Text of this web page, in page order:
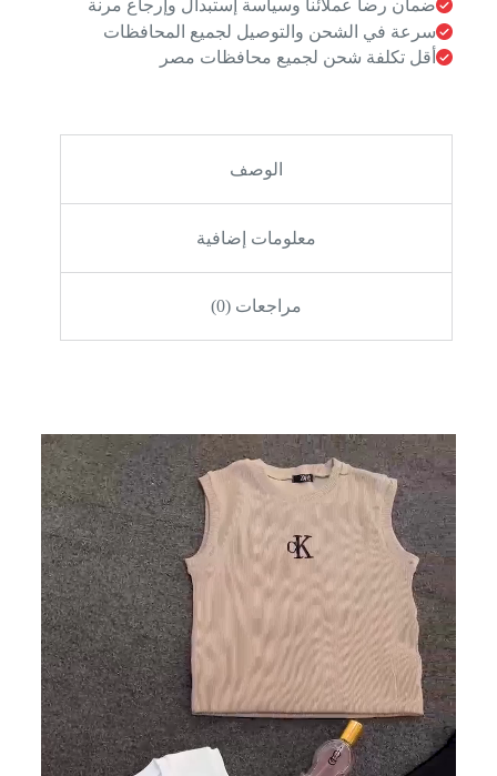
ضمان رضا عملائنا وسياسة إستبدال وإرجاع مرنة
سرعة في الشحن والتوصيل لجميع المحافظات
أقل تكلفة شحن لجميع محافظات مصر
الوصف
معلومات إضافية
مراجعات (0)